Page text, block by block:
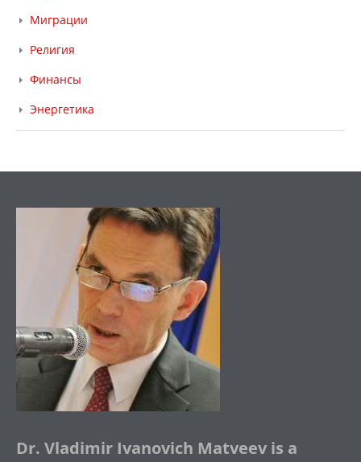
Миграции
Религия
Финансы
Энергетика
Dr. Vladimir Ivanovich Matveev is a